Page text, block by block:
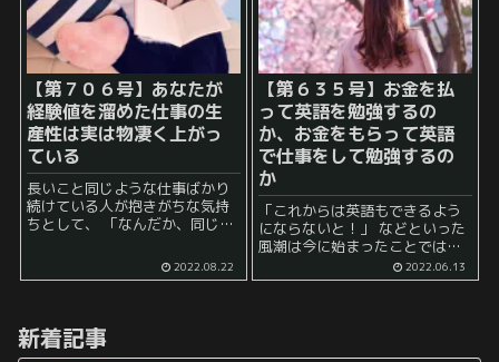
【第７０６号】あなたが
経験値を溜めた仕事の生
産性は実は物凄く上がっ
ている
長いこと同じような仕事ばかり
続けている人が抱きがちな気持
ちとして、 「なんだか、同じよ
けど、これ意味あるのだろう
か」 といったことや 「自分がど
2022.08.22
【第６３５号】お金を払
って英語を勉強するの
か、お金をもらって英語
で仕事をして勉強するの
か
「これからは英語もできるよう
にならないと！」 などといった
風潮は今に始まったことではあ
がにそろそろ英語をやらないと
2022.06.13
新着記事